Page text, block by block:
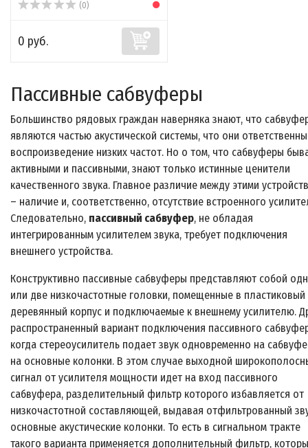
(0)
0 руб.
Пассивные сабвуферы
Большинство рядовых граждан наверняка знают, что
являются частью акустической системы, что они
воспроизведение низких частот. Но о том, что сабвуферы
активными и пассивными, знают только истинные ценители
качественного звука. Главное различие между этими
– наличие и, соответственно, отсутствие встроенного
Следовательно, пассивный сабвуфер, не обладая
интегрированным усилителем звука, требует подключения
внешнего устройства.
Конструктивно пассивные сабвуферы представляют собой
или две низкочастотные головки, помещенные в
деревянный корпус и подключаемые к внешнему усилителю.
распространенный вариант подключения пассивного
когда стереоусилитель подает звук одновременно на
на основные колонки. В этом случае выходной
сигнал от усилителя мощности идет на вход пассивного
сабвуфера, разделительный фильтр которого избавляется от
низкочастотной составляющей, выдавая отфильтрованный
основные акустические колонки. То есть в сигнальном тракте
такого варианта применяется дополнительный фильтр,